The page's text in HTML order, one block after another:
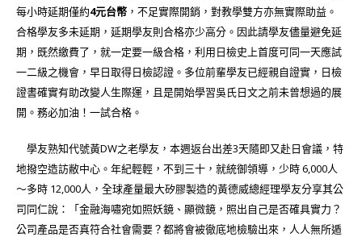
每小時延期僅約4元台幣 ，不足實際開銷，對教學雙方亦無實際助益。
合格學友多未延期，延期學友則合格亦少高分。因此請學友儘量避免延
期，既然繳費了，就一定要一級合格，利用日檢史上首度可同一天應試
一二級之機會，早日取得日檢認證。多位前輩學友已經親自證實，日檢
證書確實有助改變人生際運，且是開始學習吳氏日文之前未曾想過的展
開。務必加油！一試合格。
學友熟知代號黃DW之老學友，本週返台出差3天隨即又赴日會議，特
地撥空造訪敝中心。年紀輕輕，不到三十，就統御領導，少時 6,000人
～多時 12,000人，全球產量最大矽膠製造的黃德威總經理學友分享其公
司同仁說：「金融海嘯宛如照妖鏡、顯微鏡，照出自己是否確具實力？
公司產品是否真符合社會需要？都將會被徹底地檢驗出來，人人無所遁